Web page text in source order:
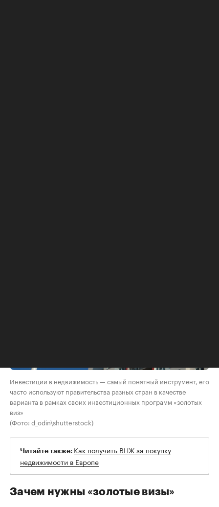
Инвестиции в недвижимость — самый понятный инструмент, его
часто используют правительства разных стран в качестве
варианта в рамках своих инвестиционных программ «золотых
виз»
(Фото: d_odin\shutterstock)
Читайте также: Как получить ВНЖ за покупку
недвижимости в Европе
Зачем нужны «золотые визы»